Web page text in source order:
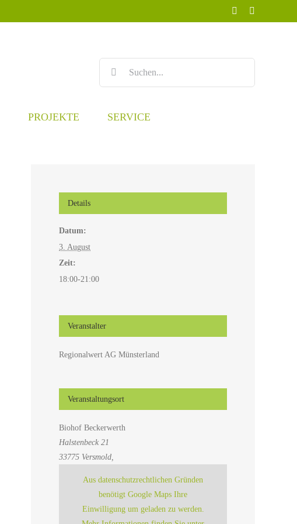
Facebook
PROJEKTE SERVICE
Details
Datum:
3. August
Zeit:
18:00-21:00
Veranstalter
Regionalwert AG Münsterland
Veranstaltungsort
Biohof Beckerwerth
Halstenbeck 21
33775 Versmold,
Aus datenschutzrechtlichen Gründen
benötigt Google Maps Ihre
Einwilligung um geladen zu werden.